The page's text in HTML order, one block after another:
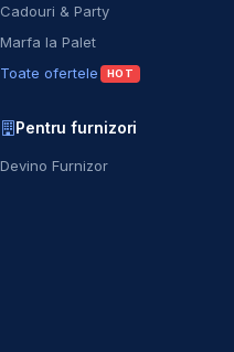
Cadouri & Party
Marfa la Palet
Toate ofertele
HOT
Pentru furnizori
Devino Furnizor